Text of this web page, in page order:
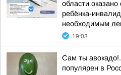
области
ребёнка-
необходимым
19:03
Сам ты
популярен в